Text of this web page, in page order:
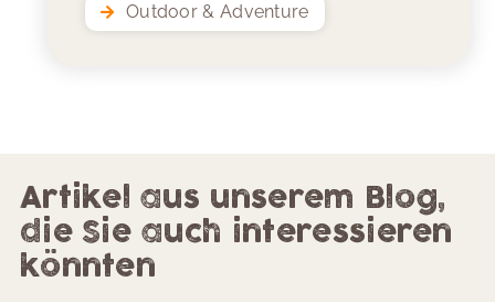
Outdoor & Adventure
Artikel aus unserem Blog,
die Sie auch interessieren
könnten